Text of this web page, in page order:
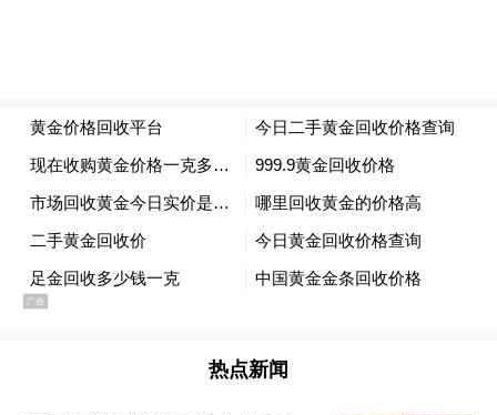
购房者的责任，有违公平原则，该格式条款
无效，对购房者不具有拘束力。
具体到张华的案例：
泰禾中央广场是泰禾集团落子珠海的首个项
目，规划了商业、酒店托管、教育和健康等
四个业态，是一处总体量达到42万平方米的
热点新闻